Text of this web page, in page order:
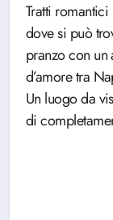
Tratti
dove si può
pranzo con un
d’amore tra
Un luogo da
di